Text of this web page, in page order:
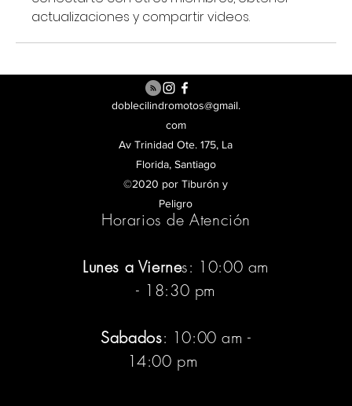
actualizaciones y compartir videos.
doblecilindromotos@gmail.
com
Av Trinidad Ote. 175, La
Florida, Santiago
©2020 por Tiburón y
Peligro
Horarios de Atención
Lunes a Viernes: 10:00 am
- 18:30 pm
Sabados: 10:00 am -
14:00 pm